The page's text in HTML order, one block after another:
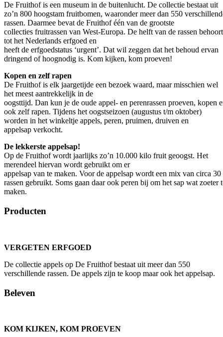
De Fruithof is een museum in de buitenlucht. De collectie bestaat uit
zo’n 800 hoogstam fruitbomen, waaronder meer dan 550
rassen. Daarmee bevat de Fruithof één van de grootste
collecties fruitrassen van West-Europa. De helft van de rassen behoort
tot het Nederlands erfgoed en
heeft de erfgoedstatus ‘urgent’. Dat wil zeggen dat het behoud ervan
dringend of hoognodig is. Kom kijken, kom proeven!
Kopen en zelf rapen
De Fruithof is elk jaargetijde een bezoek waard, maar misschien wel
het meest aantrekkelijk in de
oogsttijd. Dan kun je de oude appel- en perenrassen proeven, kopen
ook zelf rapen. Tijdens het oogstseizoen (augustus t/m oktober)
worden in het winkeltje appels, peren, pruimen, druiven en
appelsap verkocht.
De lekkerste appelsap!
Op de Fruithof wordt jaarlijks zo’n 10.000 kilo fruit geoogst. Het
merendeel hiervan wordt gebruikt om er
appelsap van te maken. Voor de appelsap wordt een mix van circa 30
rassen gebruikt. Soms gaan daar ook peren bij om het sap wat zoeter
maken.
Producten
VERGETEN ERFGOED
De collectie appels op De Fruithof bestaat uit meer dan 550
verschillende rassen. De appels zijn te koop maar ook het appelsap.
Beleven
KOM KIJKEN, KOM PROEVEN